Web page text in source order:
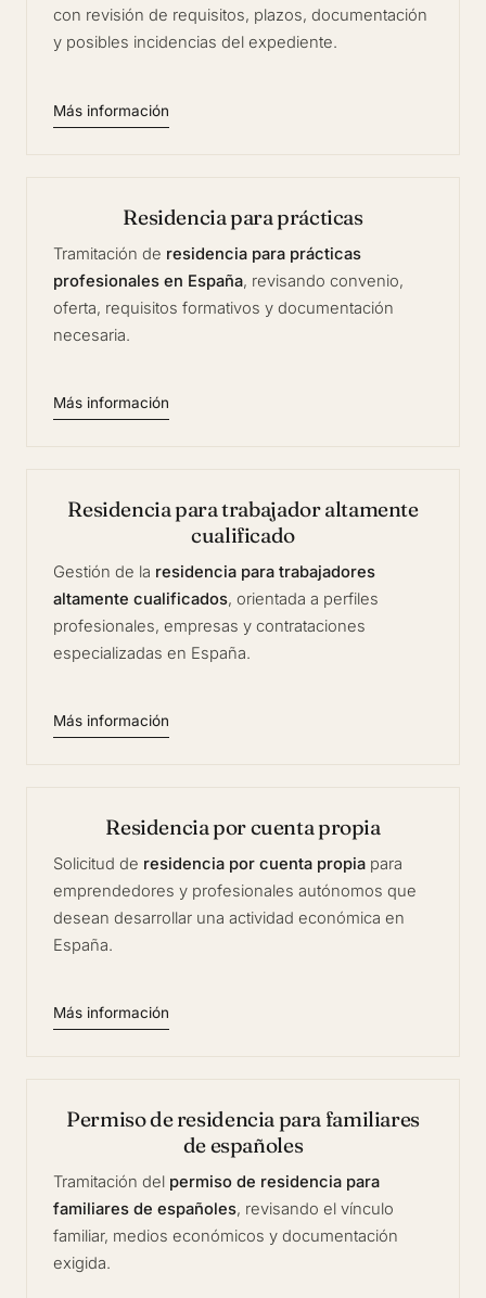
con revisión de requisitos, plazos, documentación
y posibles incidencias del expediente.
Más información
Residencia para prácticas
Tramitación de residencia para prácticas
profesionales en España, revisando convenio,
oferta, requisitos formativos y documentación
necesaria.
Más información
Residencia para trabajador altamente
cualificado
Gestión de la residencia para trabajadores
altamente cualificados, orientada a perfiles
profesionales, empresas y contrataciones
especializadas en España.
Más información
Residencia por cuenta propia
Solicitud de residencia por cuenta propia para
emprendedores y profesionales autónomos que
desean desarrollar una actividad económica en
España.
Más información
Permiso de residencia para familiares
de españoles
Tramitación del permiso de residencia para
familiares de españoles, revisando el vínculo
familiar, medios económicos y documentación
exigida.